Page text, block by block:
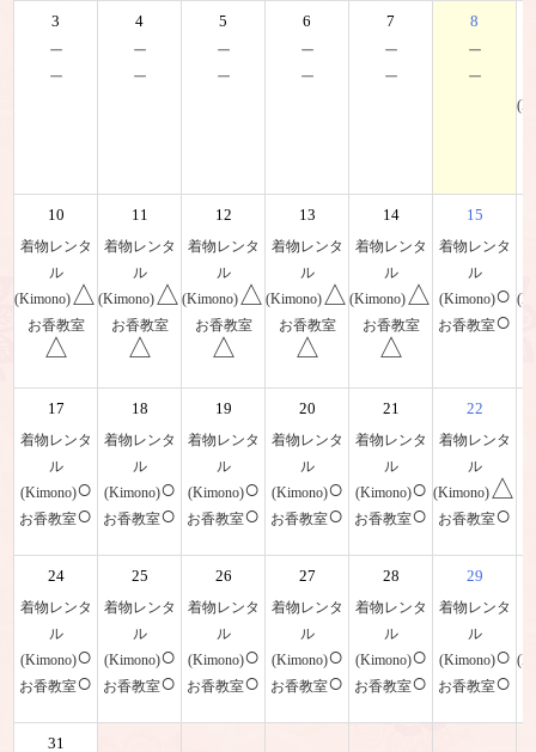
3
－
－
4
－
－
5
－
－
6
－
－
7
－
－
8
－
－
10
着物レンタ
ル
(Kimono) △
お香教室
△
11
着物レンタ
ル
(Kimono) △
お香教室
△
12
着物レンタ
ル
(Kimono) △
お香教室
△
13
着物レンタ
ル
(Kimono) △
お香教室
△
14
着物レンタ
ル
(Kimono) △
お香教室
△
15
着物レンタ
ル
(Kimono)○
お香教室○
17
着物レンタ
ル
(Kimono)○
お香教室○
18
着物レンタ
ル
(Kimono)○
お香教室○
19
着物レンタ
ル
(Kimono)○
お香教室○
20
着物レンタ
ル
(Kimono)○
お香教室○
21
着物レンタ
ル
(Kimono)○
お香教室○
22
着物レンタ
ル
(Kimono) △
お香教室○
24
着物レンタ
ル
(Kimono)○
お香教室○
25
着物レンタ
ル
(Kimono)○
お香教室○
26
着物レンタ
ル
(Kimono)○
お香教室○
27
着物レンタ
ル
(Kimono)○
お香教室○
28
着物レンタ
ル
(Kimono)○
お香教室○
29
着物レンタ
ル
(Kimono)○
お香教室○
31